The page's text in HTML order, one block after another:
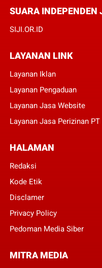
SUARA INDEPENDEN
SIJI.OR.ID
LAYANAN LINK
Layanan Iklan
Layanan Pengaduan
Layanan Jasa Website
Layanan Jasa Perizinan PT
HALAMAN
Redaksi
Kode Etik
Disclamer
Privacy Policy
Pedoman Media Siber
MITRA MEDIA